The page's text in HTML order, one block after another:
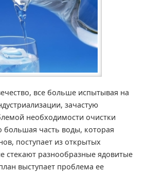
все больше испытывая на
зачастую
необходимости очистки
большая часть воды, которая
поступает из открытых
стекают разнообразные ядовитые
выступает проблема ее